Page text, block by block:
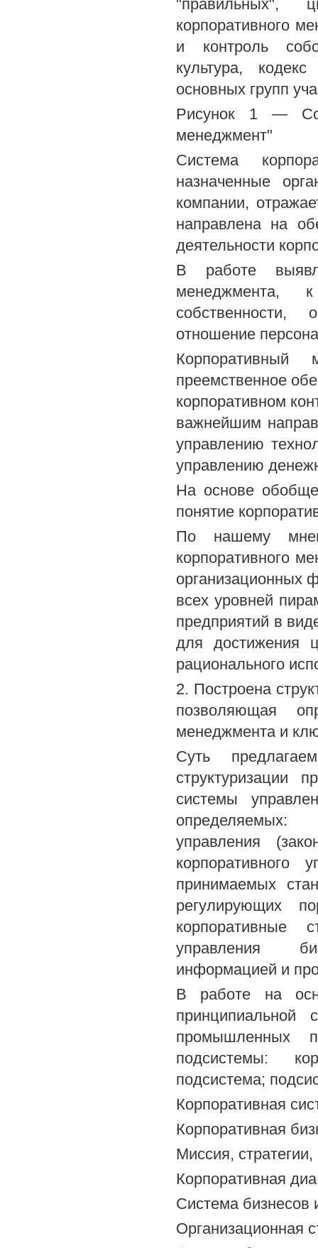
"правильных",
корпоративного
и контроль
культура,
основных групп
Рисунок 1 —
менеджмент"
Система
назначенные
компании,
направлена на
деятельности
В работе
менеджмента,
собственности,
отношение
Корпоративный
преемственное
корпоративном
важнейшим
управлению
управлению
На основе
понятие
По нашему
корпоративного
организационных
всех уровней
предприятий в
для достижения
рационального
2. Построена
позволяющая
менеджмента и
Суть
структуризации
системы
определяемых:
управления
корпоративного
принимаемых
регулирующих
корпоративные
управления
информацией и
В работе на
принципиальной
промышленных
подсистемы:
подсистема;
Корпоративная
Корпоративная
Миссия,
Корпоративная диа
Система бизнесов
Организационная